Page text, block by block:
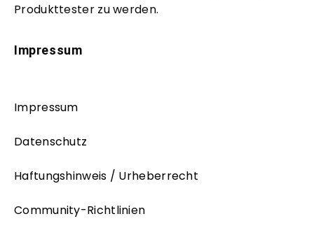
Produkttester zu werden.
Impressum
Impressum
Datenschutz
Haftungshinweis / Urheberrecht
Community-Richtlinien